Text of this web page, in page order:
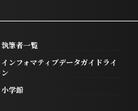
執筆者一覧
インフォマティブデータガイドライ
ン
小学館